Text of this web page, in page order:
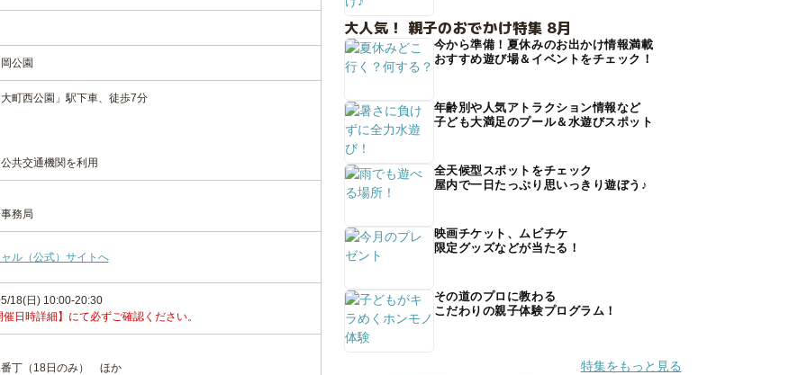
公園
町西公園」駅下車、徒歩7分
共交通機関を利用
務局
ル（公式）サイトへ
18(日) 10:00-20:30
日時詳細】にて必ずご確認ください。
番丁（18日のみ） ほか
大人気！ 親子のおでかけ特集 8月
今から準備！夏休みのお出かけ情報満載
おすすめ遊び場＆イベントをチェック！
年齢別や人気アトラクション情報など
子ども大満足のプール＆水遊びスポット
全天候型スポットをチェック
屋内で一日たっぷり思いっきり遊ぼう♪
映画チケット、ムビチケ
限定グッズなどが当たる！
その道のプロに教わる
こだわりの親子体験プログラム！
特集をもっと見る